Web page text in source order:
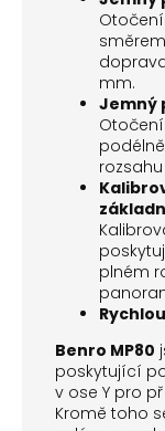
mm.
Jemný
plném
Benro MP80
poskytující
v ose Y pro
Kromě toho